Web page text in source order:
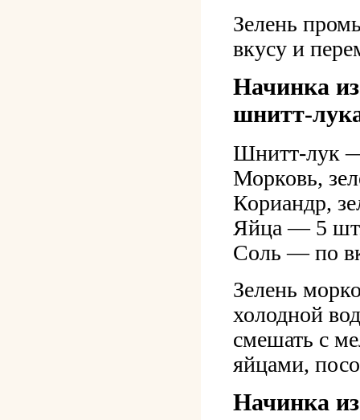
Зелень
вкусу и
Начинка
шнитт-
Шнитт-лук
Морковь,
Кориандр,
Яйца — 5
Соль — по
Зелень
холодной
смешать с
яйцами,
Начинка